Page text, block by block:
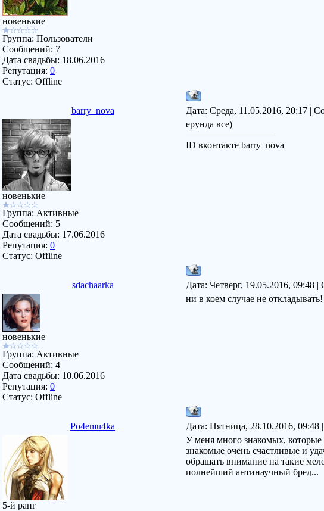
новенькие
Группа: Пользователи
Сообщений: 7
Дата свадьбы: 18.06.2016
Репутация: 0
Статус: Offline
barry_nova Дата: Среда, 11.05.2016, 20:17 |
новенькие
Группа: Активные
Сообщений: 5
Дата свадьбы: 17.06.2016
Репутация: 0
Статус: Offline
ерунда все)
ID вконтакте barry_nova
sdachaarka Дата: Четверг, 19.05.2016, 09:48
новенькие
Группа: Активные
Сообщений: 4
Дата свадьбы: 10.06.2016
Репутация: 0
Статус: Offline
ни в коем случае не откладывать!
Po4emu4ka Дата: Пятница, 28.10.2016,
5-й ранг
У меня много знакомых,
знакомые очень счастливые и
обращать внимание на такие
полнейший антинаучный бред...